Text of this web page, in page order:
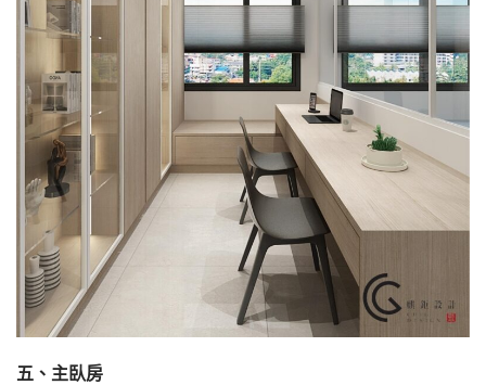
五、主臥房